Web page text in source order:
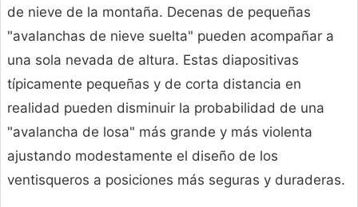
de nieve de la montaña. Decenas de pequeñas
"avalanchas de nieve suelta" pueden acompañar a
una sola nevada de altura. Estas diapositivas
típicamente pequeñas y de corta distancia en
realidad pueden disminuir la probabilidad de una
"avalancha de losa" más grande y más violenta
ajustando modestamente el diseño de los
ventisqueros a posiciones más seguras y duraderas.